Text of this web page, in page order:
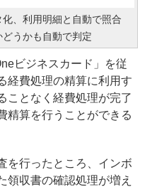
化、利用明細と自動で照合
うかも自動で判定
ビジネスカード」を従
経費処理の精算に利用す
ことなく経費処理が完了
精算を行うことができる
を行ったところ、インボ
領収書の確認処理が増え